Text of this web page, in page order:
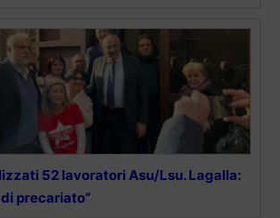
52 lavoratori Asu/Lsu. Lagalla:
di precariato”